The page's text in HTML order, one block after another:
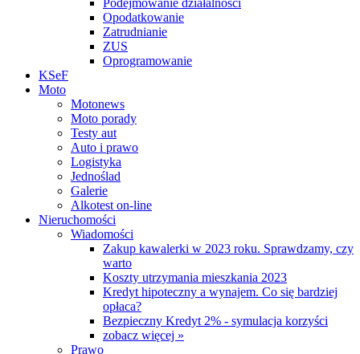
Podejmowanie działalności
Opodatkowanie
Zatrudnianie
ZUS
Oprogramowanie
KSeF
Moto
Motonews
Moto porady
Testy aut
Auto i prawo
Logistyka
Jednoślad
Galerie
Alkotest on-line
Nieruchomości
Wiadomości
Zakup kawalerki w 2023 roku. Sprawdzamy, czy
warto
Koszty utrzymania mieszkania 2023
Kredyt hipoteczny a wynajem. Co się bardziej
opłaca?
Bezpieczny Kredyt 2% - symulacja korzyści
zobacz więcej »
Prawo